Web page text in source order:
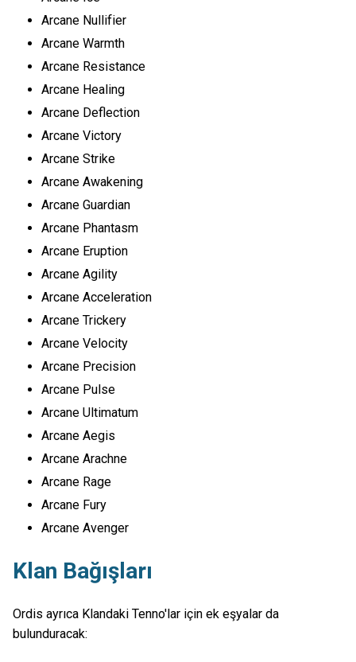
Arcane Nullifier
Arcane Warmth
Arcane Resistance
Arcane Healing
Arcane Deflection
Arcane Victory
Arcane Strike
Arcane Awakening
Arcane Guardian
Arcane Phantasm
Arcane Eruption
Arcane Agility
Arcane Acceleration
Arcane Trickery
Arcane Velocity
Arcane Precision
Arcane Pulse
Arcane Ultimatum
Arcane Aegis
Arcane Arachne
Arcane Rage
Arcane Fury
Arcane Avenger
Klan Bağışları
Ordis ayrıca Klandaki Tenno'lar için ek eşyalar da
bulunduracak: